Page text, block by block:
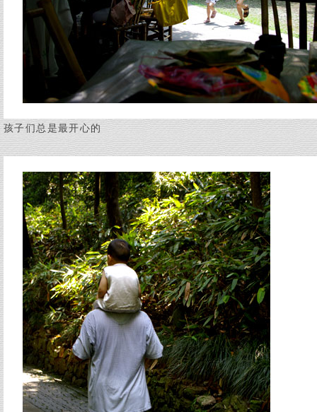
孩子们总是最开心的